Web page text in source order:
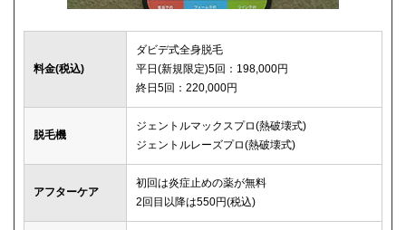
料金(税込)
ダビデ式全身脱毛
平日(新規限定)5回：198,000円
終日5回：220,000円
脱毛機
ジェントルマックスプロ(熱破壊式)
ジェントルレーズプロ(熱破壊式)
アフターケア
初回は炎症止めの薬が無料
2回目以降は550円(税込)